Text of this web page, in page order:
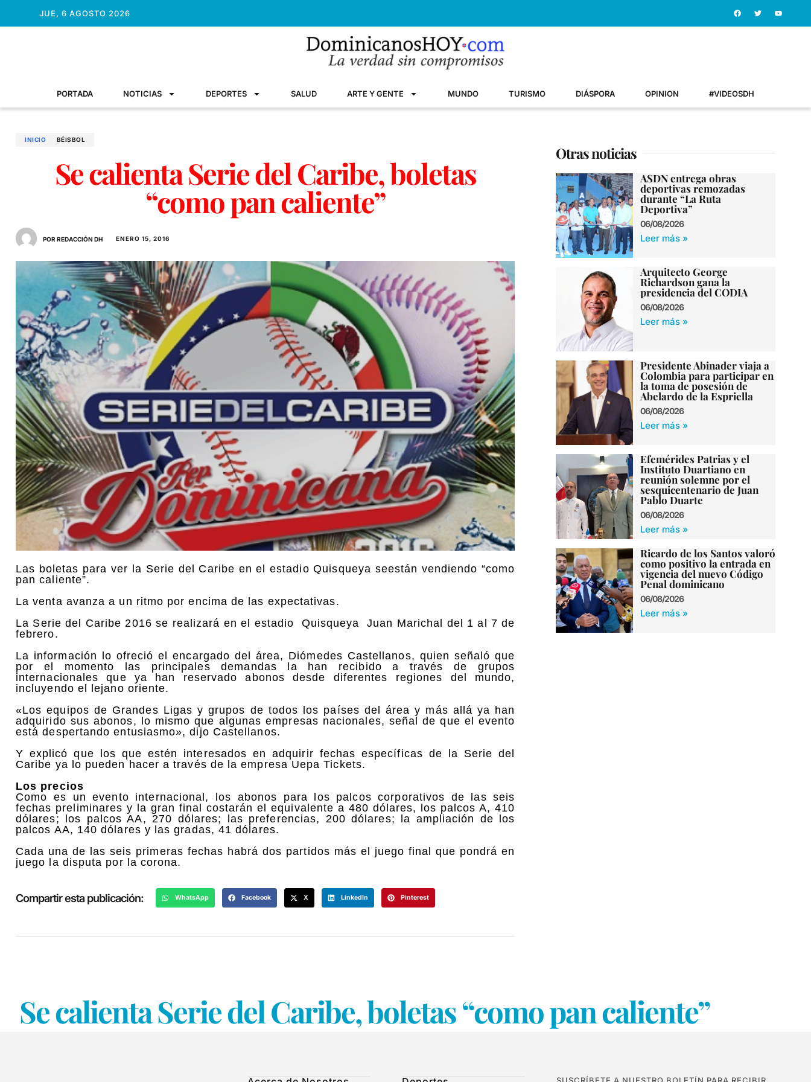
JUE, 6 AGOSTO 2026
PORTADA NOTICIAS DEPORTES SALUD ARTE Y GENTE MUNDO TURISMO DIÁSPORA OPINION #VIDEOSDH
INICIO BÉISBOL
Se calienta Serie del Caribe, boletas
“como pan caliente”
POR REDACCIÓN DH ENERO 15, 2016
Las boletas para ver la Serie del Caribe en el estadio Quisqueya seestán vendiendo “como
pan caliente”.
La venta avanza a un ritmo por encima de las expectativas.
La Serie del Caribe 2016 se realizará en el estadio Quisqueya Juan Marichal del 1 al 7 de
febrero.
La información lo ofreció el encargado del área, Diómedes Castellanos, quien señaló que
por el momento las principales demandas la han recibido a través de grupos
internacionales que ya han reservado abonos desde diferentes regiones del mundo,
incluyendo el lejano oriente.
«Los equipos de Grandes Ligas y grupos de todos los países del área y más allá ya han
adquirido sus abonos, lo mismo que algunas empresas nacionales, señal de que el evento
está despertando entusiasmo», dijo Castellanos.
Y explicó que los que estén interesados en adquirir fechas específicas de la Serie del
Caribe ya lo pueden hacer a través de la empresa Uepa Tickets.
Los precios
Como es un evento internacional, los abonos para los palcos corporativos de las seis
fechas preliminares y la gran final costarán el equivalente a 480 dólares, los palcos A, 410
dólares; los palcos AA, 270 dólares; las preferencias, 200 dólares; la ampliación de los
palcos AA, 140 dólares y las gradas, 41 dólares.
Cada una de las seis primeras fechas habrá dos partidos más el juego final que pondrá en
juego la disputa por la corona.
Compartir esta publicación: WhatsApp Facebook X LinkedIn Pinterest
Otras noticias
ASDN entrega obras
deportivas remozadas
durante “La Ruta
Deportiva”
06/08/2026
Leer más »
Arquitecto George
Richardson gana la
presidencia del CODIA
06/08/2026
Leer más »
Presidente Abinader viaja a
Colombia para participar en
la toma de posesión de
Abelardo de la Espriella
06/08/2026
Leer más »
Efemérides Patrias y el
Instituto Duartiano en
reunión solemne por el
sesquicentenario de Juan
Pablo Duarte
06/08/2026
Leer más »
Ricardo de los Santos valoró
como positivo la entrada en
vigencia del nuevo Código
Penal dominicano
06/08/2026
Leer más »
Se calienta Serie del Caribe, boletas “como pan caliente”